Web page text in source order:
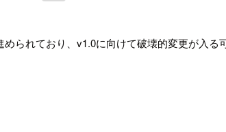
られており、v1.0に向けて破壊的変更が入る